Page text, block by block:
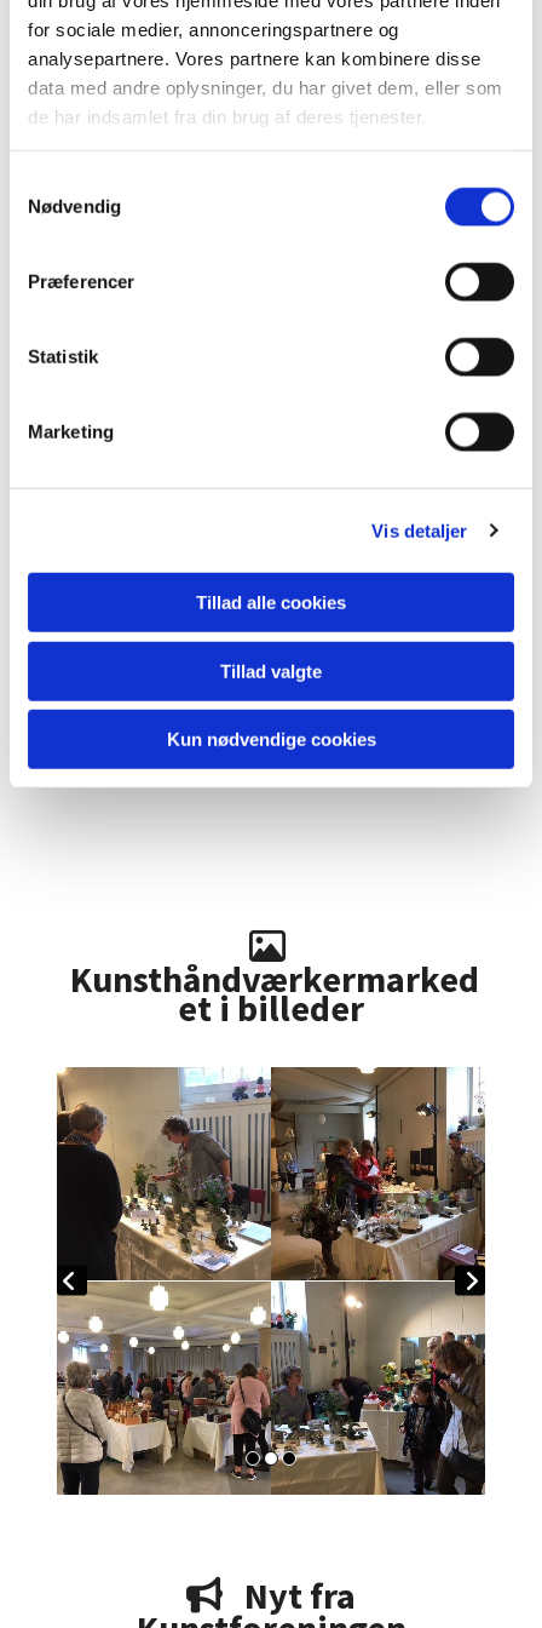
for sociale medier, annonceringspartnere og
analysepartnere. Vores partnere kan kombinere disse
data med andre oplysninger, du har givet dem, eller som
de har indsamlet fra din brug af deres tjenester.
Nødvendig
Præferencer
Statistik
Marketing
Vis detaljer
Tillad alle cookies
Tillad valgte
Kun nødvendige cookies
21/3: Kunst på gåben: Tur til GAIA Museum
Outsider Art, Randers
Kunstarrangementer

Kunsthåndværkermarked
et i billeder
 Nyt fra